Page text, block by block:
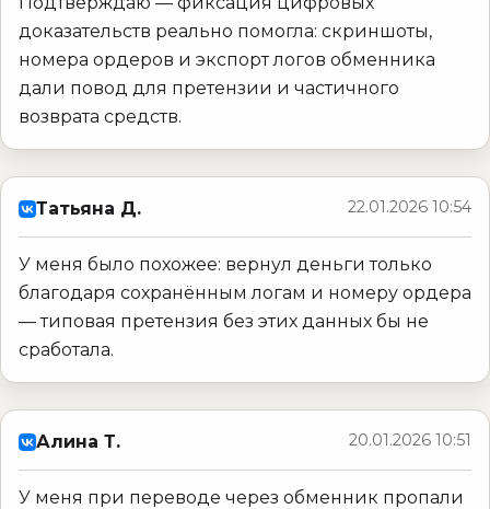
доказательств реально помогла: скриншоты,
номера ордеров и экспорт логов обменника
дали повод для претензии и частичного
возврата средств.
Татьяна Д. 22.01.2026 10:54
У меня было похожее: вернул деньги только
благодаря сохранённым логам и номеру ордера
— типовая претензия без этих данных бы не
сработала.
Алина Т. 20.01.2026 10:51
У меня при переводе через обменник пропали